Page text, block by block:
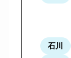
石川